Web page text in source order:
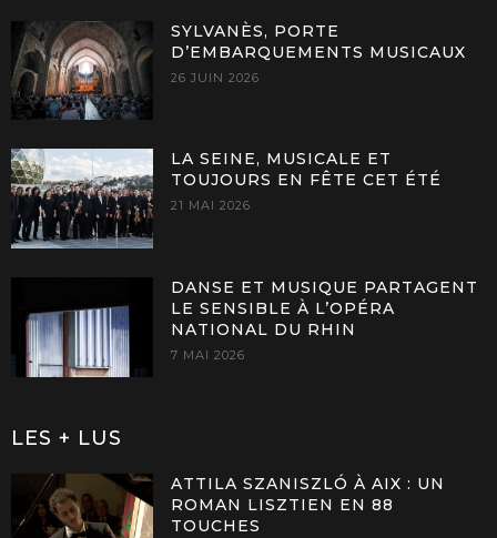
SYLVANÈS, PORTE
D’EMBARQUEMENTS MUSICAUX
26 JUIN 2026
LA SEINE, MUSICALE ET
TOUJOURS EN FÊTE CET ÉTÉ
21 MAI 2026
DANSE ET MUSIQUE PARTAGENT
LE SENSIBLE À L’OPÉRA
NATIONAL DU RHIN
7 MAI 2026
LES + LUS
ATTILA SZANISZLÓ À AIX : UN
ROMAN LISZTIEN EN 88
TOUCHES